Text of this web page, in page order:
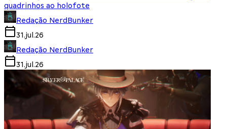
quadrinhos ao holofote
Redação NerdBunker
31.jul.26
Redação NerdBunker
31.jul.26